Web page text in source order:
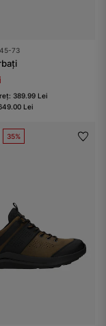
73
389.99 Lei
Lei
35%